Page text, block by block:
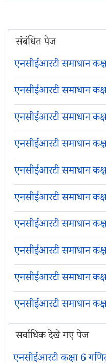
संबंधित पेज
एनसीईआरटी समाधान
एनसीईआरटी समाधान
एनसीईआरटी समाधान
एनसीईआरटी समाधान
एनसीईआरटी समाधान
एनसीईआरटी समाधान
एनसीईआरटी समाधान
एनसीईआरटी समाधान
एनसीईआरटी समाधान
एनसीईआरटी समाधान
सर्वाधिक देखे गए पेज
एनसीईआरटी कक्षा 6